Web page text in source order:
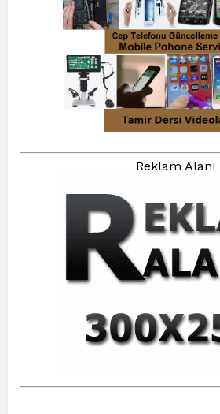
Reklam Alanı